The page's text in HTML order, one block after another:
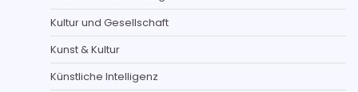
Kultur und Gesellschaft
Kunst & Kultur
Künstliche Intelligenz